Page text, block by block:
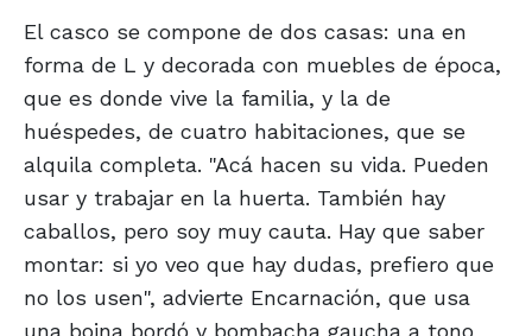
El casco se compone de dos casas: una en
forma de L y decorada con muebles de época,
que es donde vive la familia, y la de
huéspedes, de cuatro habitaciones, que se
alquila completa. "Acá hacen su vida. Pueden
usar y trabajar en la huerta. También hay
caballos, pero soy muy cauta. Hay que saber
montar: si yo veo que hay dudas, prefiero que
no los usen", advierte Encarnación, que usa
una boina bordó y bombacha gaucha a tono